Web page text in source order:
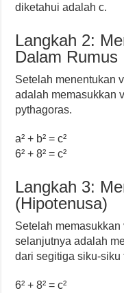
diketahui adalah c.
Langkah 2:
Dalam Rumus
Setelah menentukan
adalah memasukkan
pythagoras.
a² + b² = c²
6² + 8² = c²
Langkah 3:
(Hipotenusa)
Setelah
selanjutnya adalah
dari segitiga siku-siku
6² + 8² = c²